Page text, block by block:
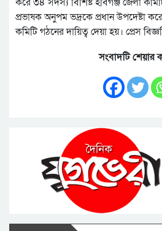
করে ৩৪ সদস্য বিশিষ্ট হবিগঞ্জ জেলা
প্রভাষক অনুপম ভদ্রকে প্রধান উপদেষ্টা
কমিটি গঠনের দায়িত্ব দেয়া হয়। প্রেস
সংবাদটি